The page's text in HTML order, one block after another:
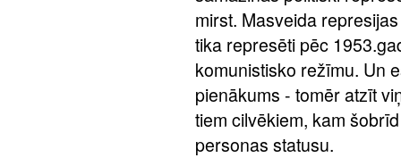
mirst. Masveida
tika represēti pēc
komunistisko režīmu. Un
pienākums - tomēr atzīt
tiem cilvēkiem, kam
personas statusu.